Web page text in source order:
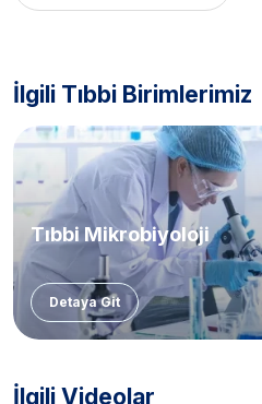
İlgili Tıbbi Birimlerimiz
Tıbbi Mikrobiyoloji
Detaya Git
İlgili Videolar